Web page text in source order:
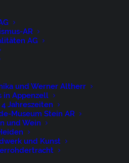
AR
AG
und Werner Altherr
in Appenzell
Jahreszeiten
Museum Stein AR
und Wein
und Kunst
Geschlecht, Man,
Personen,